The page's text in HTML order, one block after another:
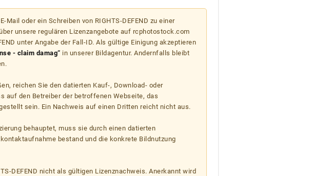
Mail oder ein Schreiben von RIGHTS-DEFEND zu einer
unsere regulären Lizenzangebote auf rcphotostock.com
unter Angabe der Fall-ID. Als gültige Einigung akzeptieren
- claim damag“ in unserer Bildagentur. Andernfalls bleibt
reichen Sie den datierten Kauf-, Download- oder
auf den Betreiber der betroffenen Webseite, das
sein. Ein Nachweis auf einen Dritten reicht nicht aus.
behauptet, muss sie durch einen datierten
bestand und die konkrete Bildnutzung
DEFEND nicht als gültigen Lizenznachweis. Anerkannt wird